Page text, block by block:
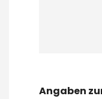
Angaben